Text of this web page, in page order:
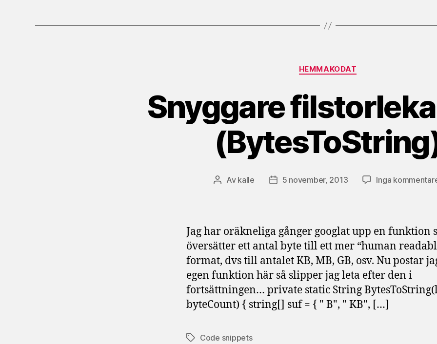
Kategorier
HEMMAKODAT
Snyggare
Inläggsförfattare
Av kalle Inläggsdatum
5 november, 2013 Inga
Jag har oräkneliga gånger googlat upp en funktion
översätter ett antal byte till ett mer “human
format, dvs till antalet KB, MB, GB, osv. Nu postar
egen funktion här så slipper jag leta efter den i
fortsättningen… private static String
byteCount) { string[] suf = { " B", " KB", […]
Etiketter
Code snippets